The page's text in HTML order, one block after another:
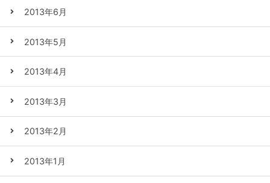
2013年6月
2013年5月
2013年4月
2013年3月
2013年2月
2013年1月